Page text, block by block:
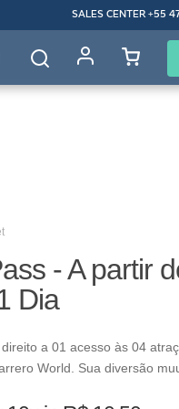
SALES CENTER +55
- A partir
Dia
a 01 acesso às 04
World. Sua diversão